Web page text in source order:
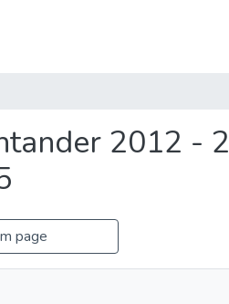
2012 -
page